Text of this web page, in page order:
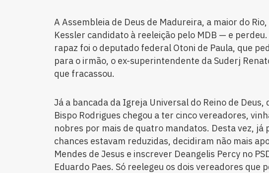
A Assembleia de Deus de Madureira, a maior do
Kessler candidato à reeleição pelo MDB — e
rapaz foi o deputado federal Otoni de Paula, que
para o irmão, o ex-superintendente da Suderj
que fracassou.
Já a bancada da Igreja Universal do Reino de Deus,
Bispo Rodrigues chegou a ter cinco vereadores,
nobres por mais de quatro mandatos. Desta vez, já
chances estavam reduzidas, decidiram não mais
Mendes de Jesus e inscrever Deangelis Percy no
Eduardo Paes. Só reelegeu os dois vereadores que